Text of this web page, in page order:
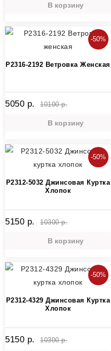
В корзину
-50%
P2316-2192 Ветровка Женская
5050 р. 10100 р.
В корзину
-50%
P2312-5032 Джинсовая Куртка
Хлопок
5150 р. 10300 р.
В корзину
-50%
P2312-4329 Джинсовая Куртка
Хлопок
5150 р. 10300 р.